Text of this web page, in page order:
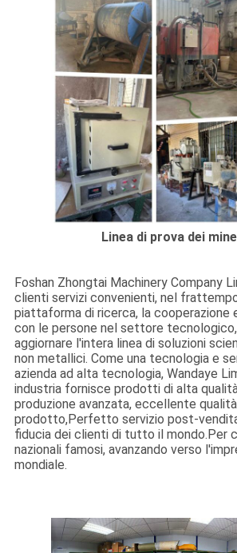
QUALITÀ
CONTATTICI
NOTIZIE
CONOSCENZE
MAPPA
DEL
SITO
PRIVACY
POLICY
Linea di prova dei
Foshan Zhongtai Machinery Company
clienti servizi convenienti, nel
piattaforma di ricerca, la cooperazione
con le persone nel settore
aggiornare l'intera linea di soluzioni
non metallici. Come una tecnologia e
azienda ad alta tecnologia, Wandaye
industria fornisce prodotti di alta
produzione avanzata, eccellente
prodotto,Perfetto servizio post-
fiducia dei clienti di tutto il mondo.Per
nazionali famosi, avanzando verso
mondiale.